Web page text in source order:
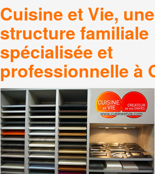
Cuisine et Vie, une
structure familiale
spécialisée et
professionnelle à